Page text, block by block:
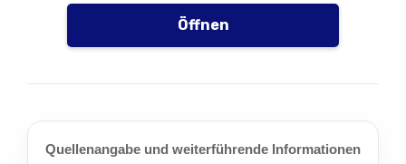
Öffnen
Quellenangabe und weiterführende Informationen